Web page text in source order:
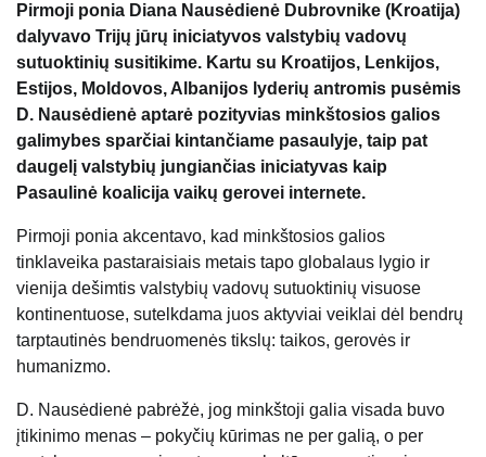
Pirmoji ponia Diana Nausėdienė Dubrovnike (Kroatija)
dalyvavo Trijų jūrų iniciatyvos valstybių vadovų
sutuoktinių susitikime. Kartu su Kroatijos, Lenkijos,
Estijos, Moldovos, Albanijos lyderių antromis pusėmis
D. Nausėdienė aptarė pozityvias minkštosios galios
galimybes sparčiai kintančiame pasaulyje, taip pat
daugelį valstybių jungiančias iniciatyvas kaip
Pasaulinė koalicija vaikų gerovei internete.
Pirmoji ponia akcentavo, kad minkštosios galios
tinklaveika pastaraisiais metais tapo globalaus lygio ir
vienija dešimtis valstybių vadovų sutuoktinių visuose
kontinentuose, sutelkdama juos aktyviai veiklai dėl bendrų
tarptautinės bendruomenės tikslų: taikos, gerovės ir
humanizmo.
D. Nausėdienė pabrėžė, jog minkštoji galia visada buvo
įtikinimo menas – pokyčių kūrimas ne per galią, o per